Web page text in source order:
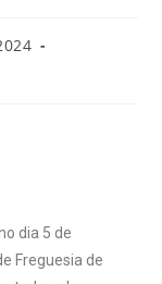
dia 5 de
Freguesia de